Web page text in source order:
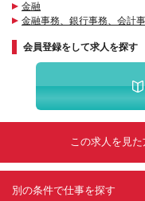
金融
金融事務、銀行事務、会計
会員登録をして求人を探す
この求人を見
別の条件で仕事を探す